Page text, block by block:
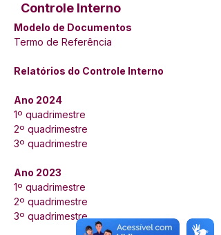
Controle Interno
Modelo de Documentos
Termo de Referência
Relatórios do Controle Interno
Ano 2024
1º quadrimestre
2º quadrimestre
3º quadrimestre
Ano 2023
1º quadrimestre
2º quadrimestre
3º quadrimestre